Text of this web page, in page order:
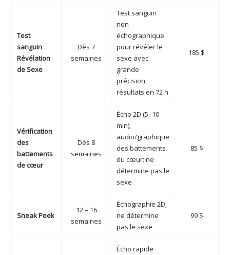
Test
sanguin
Révélation
de Sexe
Dès 7
semaines
Test sanguin
non
échographique
pour révéler le
sexe avec
grande
précision;
résultats en 72 h
185 $
Vérification
des
battements
de cœur
Dès 8
semaines
Écho 2D (5–10
min),
audio/graphique
des battements
du cœur; ne
détermine pas le
sexe
85 $
Sneak Peek
12 – 16
semaines
Échographie 2D;
ne détermine
pas le sexe
99 $
Écho rapide